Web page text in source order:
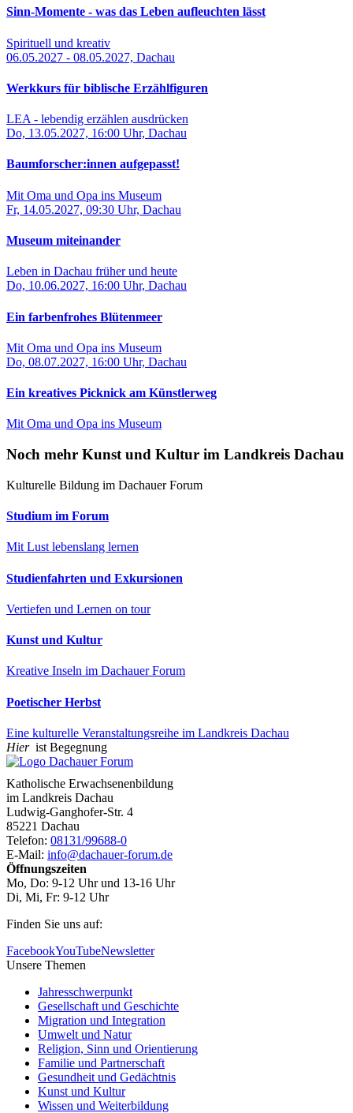
Sinn-Momente - was das Leben aufleuchten lässt
Spirituell und kreativ
06.05.2027 - 08.05.2027, Dachau
Werkkurs für biblische Erzählfiguren
LEA - lebendig erzählen ausdrücken
Do, 13.05.2027, 16:00 Uhr, Dachau
Baumforscher:innen aufgepasst!
Mit Oma und Opa ins Museum
Fr, 14.05.2027, 09:30 Uhr, Dachau
Museum miteinander
Leben in Dachau früher und heute
Do, 10.06.2027, 16:00 Uhr, Dachau
Ein farbenfrohes Blütenmeer
Mit Oma und Opa ins Museum
Do, 08.07.2027, 16:00 Uhr, Dachau
Ein kreatives Picknick am Künstlerweg
Mit Oma und Opa ins Museum
Noch mehr Kunst und Kultur im Landkreis Dachau
Kulturelle Bildung im Dachauer Forum
Studium im Forum
Mit Lust lebenslang lernen
Studienfahrten und Exkursionen
Vertiefen und Lernen on tour
Kunst und Kultur
Kreative Inseln im Dachauer Forum
Poetischer Herbst
Eine kulturelle Veranstaltungsreihe im Landkreis Dachau
Hierist Begegnung
Katholische Erwachsenenbildung
im Landkreis Dachau
Ludwig-Ganghofer-Str. 4
85221 Dachau
Telefon: 08131/99688-0
E-Mail: info@dachauer-forum.de
Öffnungszeiten
Mo, Do: 9-12 Uhr und 13-16 Uhr
Di, Mi, Fr: 9-12 Uhr
Finden Sie uns auf:
FacebookYouTubeNewsletter
Unsere Themen
Jahresschwerpunkt
Gesellschaft und Geschichte
Migration und Integration
Umwelt und Natur
Religion, Sinn und Orientierung
Familie und Partnerschaft
Gesundheit und Gedächtnis
Kunst und Kultur
Wissen und Weiterbildung